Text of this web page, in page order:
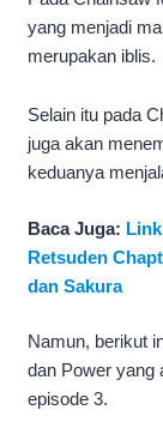
yang menjadi
merupakan iblis.
Selain itu pada
juga akan
keduanya
Baca Juga:
Retsuden
dan Sakura
Namun, berikut
dan Power yang
episode 3.